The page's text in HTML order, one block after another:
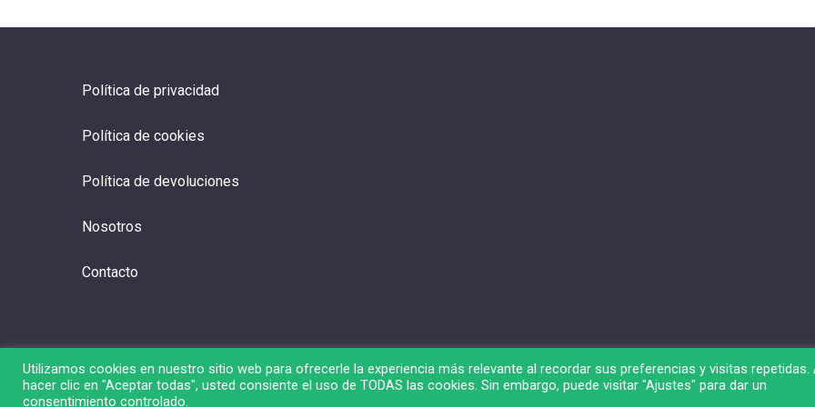
Política de privacidad
Política de cookies
Política de devoluciones
Nosotros
Contacto
© 2026 Liga de Bolsa.
Utilizamos cookies en nuestro sitio web para ofrecerle la experiencia más relevante al recordar sus preferencias y visitas repetidas.
hacer clic en "Aceptar todas", usted consiente el uso de TODAS las cookies. Sin embargo, puede visitar "Ajustes" para dar un
consentimiento controlado.